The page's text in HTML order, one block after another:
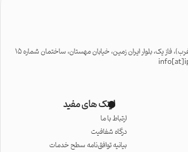
فاز یک، بلوار ایران زمین، خیابان مهستان، ساختمان شماره 15
لینک های مفید
ارتباط با ما
درگاه شفافیت
بیانیه توافق‌نامه سطح خدمات